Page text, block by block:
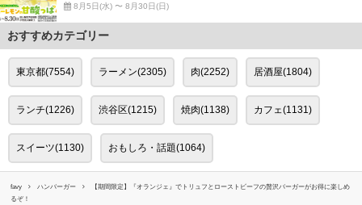
8月5日(水) 〜 8月30日(日)
おすすめカテゴリー
東京都(7554) ラーメン(2305) 肉(2252) 居酒屋(1804)
ランチ(1226) 渋谷区(1215) 焼肉(1138) カフェ(1131)
スイーツ(1130) おもしろ・話題(1064)
favy ハンバーガー
【期間限定】『オランジェ』でトリュフとローストビーフの贅沢バーガーがお得に楽しめ
るぞ！